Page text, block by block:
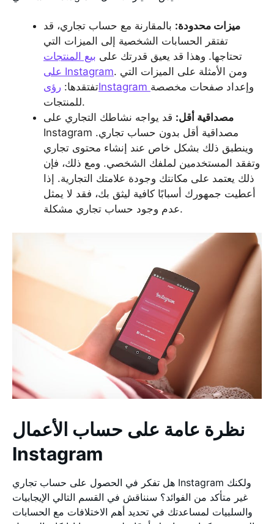
ميزات محدودة: بالمقارنة مع حساب تجاري، قد
تفتقر الحسابات الشخصية إلى الميزات التي
تحتاجها. وهذا قد يعيق قدرتك على بيع المنتجات
على Instagram. ومن الأمثلة على الميزات التي
تفتقدها:رؤىInstagram وإعداد صفحات مخصصة
للمنتجات.
مصداقية أقل: قد يواجه نشاطك التجاري على
Instagram مصداقية أقل بدون حساب تجاري.
وينطبق ذلك بشكل خاص عند إنشاء محتوى تجاري
وتفقد المستخدمين لملفك الشخصي. ومع ذلك، فإن
ذلك يعتمد على مكانتك وجودة علامتك التجارية. إذا
أعطيت جمهورك أسبابًا كافية ليثق بك، فقد لا يمثل
عدم وجود حساب تجاري مشكلة.
نظرة عامة على حساب الأعمال
Instagram
هل تفكر في الحصول على حساب تجاري Instagram ولكنك
غير متأكد من الفوائد؟ سنناقش في القسم التالي الإيجابيات
والسلبيات لمساعدتك في تحديد أهم الاختلافات مع الحسابات